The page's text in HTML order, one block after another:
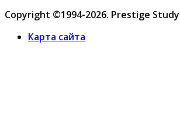
Copyright ©1994-2026. Prestige Study
Карта сайта